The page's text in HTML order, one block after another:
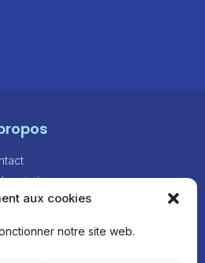
aux cookies
notre site web.
de route